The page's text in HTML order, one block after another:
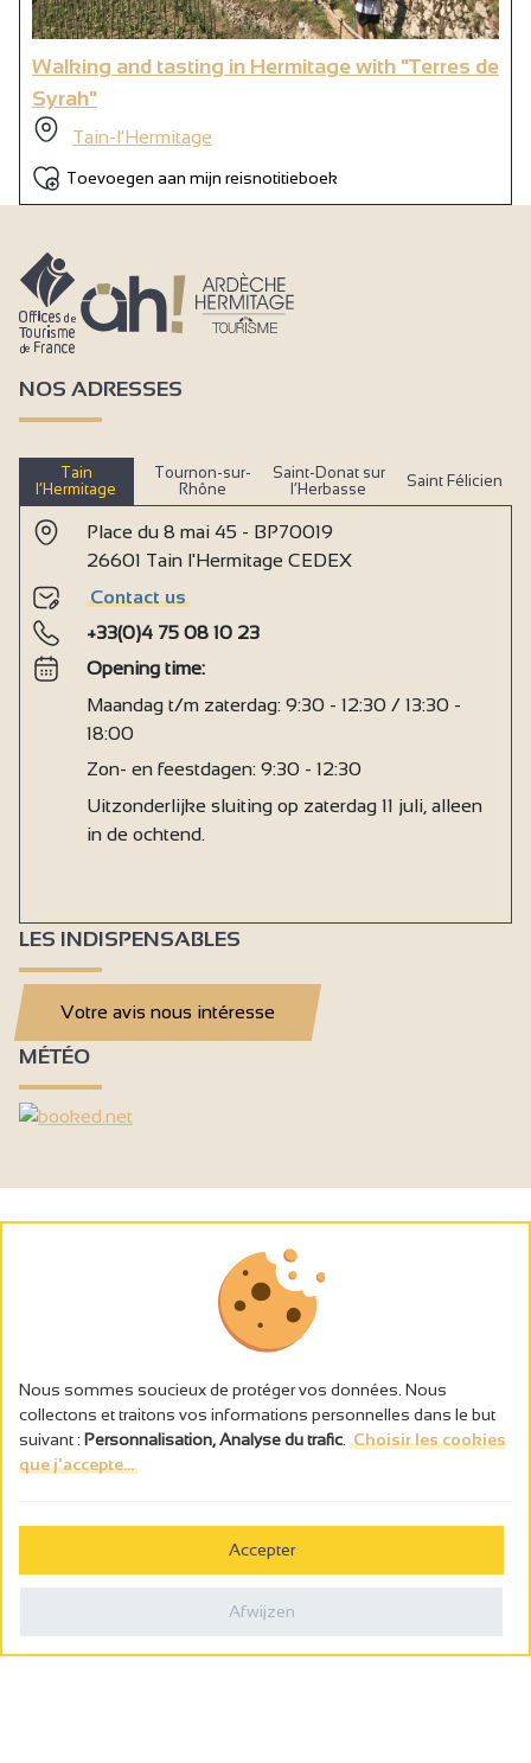
Walking and tasting in Hermitage with "Terres de
Syrah"
Tain-l'Hermitage
Toevoegen aan mijn reisnotitieboek
NOS ADRESSES
Tain
l’Hermitage
Tournon-sur-
Rhône
Saint-Donat sur
l’Herbasse
Saint Félicien
Place du 8 mai 45 - BP70019
26601 Tain l'Hermitage CEDEX
Contact us
+33(0)4 75 08 10 23
Opening time:
Maandag t/m zaterdag: 9:30 - 12:30 / 13:30 -
18:00
Zon- en feestdagen: 9:30 - 12:30
Uitzonderlijke sluiting op zaterdag 11 juli, alleen
in de ochtend.
LES INDISPENSABLES
Votre avis nous intéresse
MÉTÉO
L’abus d’alcool est dangereux pour la santé, à consommer avec
Politique de confidentialité
Nous sommes soucieux de protéger vos données. Nous
collectons et traitons vos informations personnelles dans le but
suivant : Personnalisation, Analyse du trafic Choisir les cookies
que j'accepte...
Accepter
Afwijzen